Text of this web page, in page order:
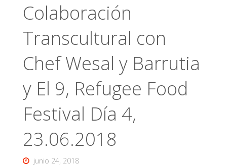
Colaboración
Transcultural con
Chef Wesal y Barrutia
y El 9, Refugee Food
Festival Día 4,
23.06.2018
junio 24, 2018